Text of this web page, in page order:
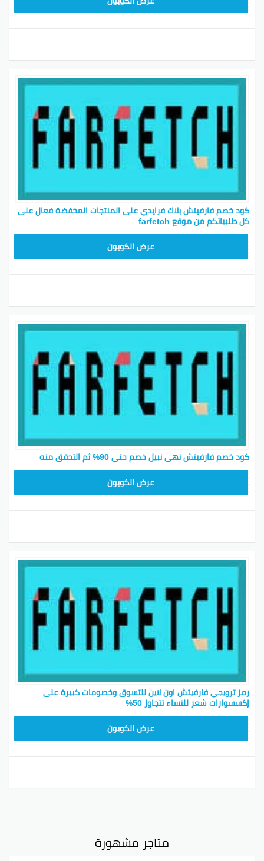
كود خصم فارفيتش بلاك فرايدي على المنتجات المخفضة فعال على
كل طلبياتكم من موقع farfetch
عرض الكوبون
كود خصم فارفيتش نهى نبيل خصم حتى 90% ثم التحقق منه
عرض الكوبون
رمز ترويجي فارفيتش اون لاين للتسوق وخصومات كبيرة على
إكسسوارات شعر للنساء تتجاوز 50%
عرض الكوبون
متاجر مشهورة